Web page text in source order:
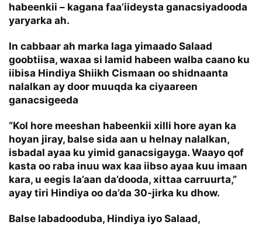
habeenkii – kagana faa’iideysta ganacsiyadooda
yaryarka ah.
In cabbaar ah marka laga yimaado Salaad
goobtiisa, waxaa si lamid habeen walba caano ku
iibisa Hindiya Shiikh Cismaan oo shidnaanta
nalalkan ay door muuqda ka ciyaareen
ganacsigeeda
“Kol hore meeshan habeenkii xilli hore ayan ka
hoyan jiray, balse sida aan u helnay nalalkan,
isbadal ayaa ku yimid ganacsigayga. Waayo qof
kasta oo raba inuu wax kaa iibso ayaa kuu imaan
kara, u eegis la’aan da’dooda, xittaa carruurta,”
ayay tiri Hindiya oo da’da 30-jirka ku dhow.
Balse labadooduba, Hindiya iyo Salaad,